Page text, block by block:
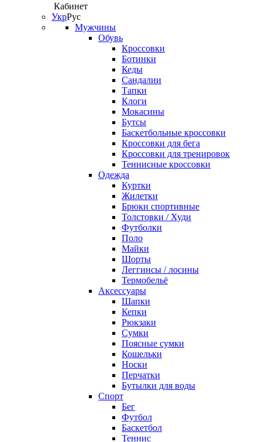
Кабинет
УкрРус
Мужчины
Обувь
Кроссовки
Ботинки
Кеды
Сандалии
Тапки
Клоги
Мокасины
Бутсы
Баскетбольные кроссовки
Кроссовки для бега
Кроссовки для тренировок
Теннисные кроссовки
Одежда
Куртки
Жилетки
Брюки спортивные
Толстовки / Худи
Футболки
Поло
Майки
Шорты
Леггинсы / лосины
Термобельё
Аксессуары
Шапки
Кепки
Рюкзаки
Сумки
Поясные сумки
Кошельки
Носки
Перчатки
Бутылки для воды
Спорт
Бег
Футбол
Баскетбол
Теннис